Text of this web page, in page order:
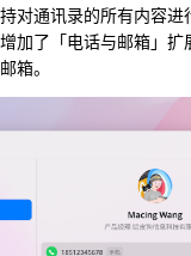
对通讯录的所有内容
加了「电话与邮箱」
箱。